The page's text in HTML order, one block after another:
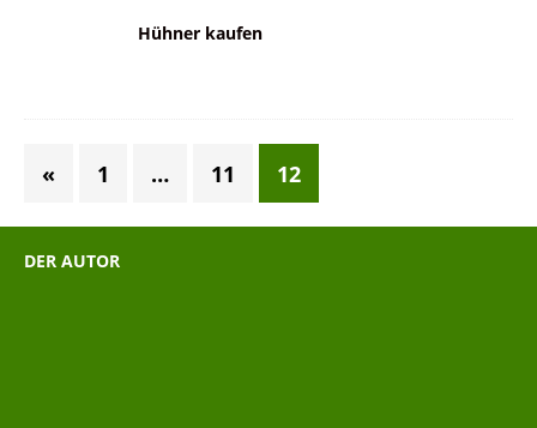
Hühner kaufen
« 1 … 11 12
DER AUTOR